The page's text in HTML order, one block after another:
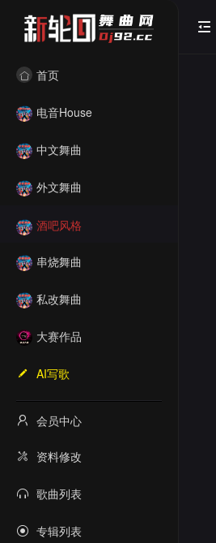
首页
电音House
中文舞曲
外文舞曲
酒吧风格
串烧舞曲
私改舞曲
大赛作品
AI写歌
会员中心
资料修改
歌曲列表
专辑列表